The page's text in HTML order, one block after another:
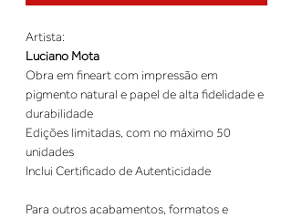
Artista:
Luciano Mota
Obra em fineart com impressão em
pigmento natural e papel de alta fidelidade e
durabilidade
Edições limitadas, com no máximo 50
unidades
Inclui Certificado de Autenticidade
Para outros acabamentos, formatos e